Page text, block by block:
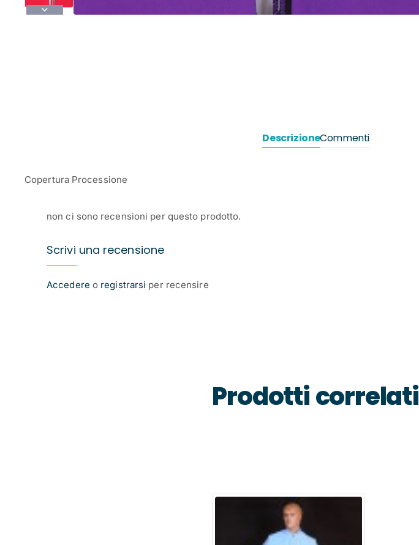
DescrizioneCommenti
Copertura Processione
non ci sono recensioni per questo prodotto.
Scrivi una recensione
Accedere o registrarsi per recensire
Prodotti correlati